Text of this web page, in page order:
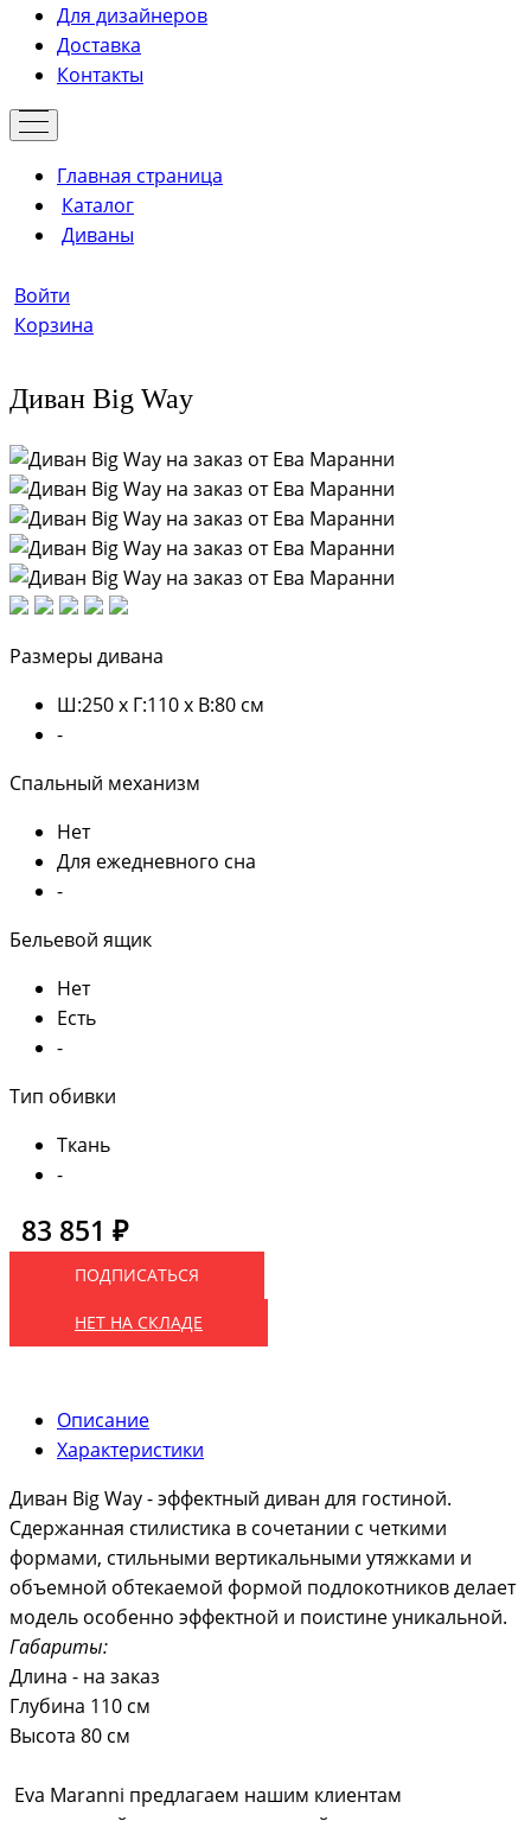
Для дизайнеров
Доставка
Контакты
Главная страница
Каталог
Диваны
Войти
Корзина
Диван Big Way
Размеры дивана
Ш:250 х Г:110 х В:80 см
-
Спальный механизм
Нет
Для ежедневного сна
-
Бельевой ящик
Нет
Есть
-
Тип обивки
Ткань
-
83 851 ₽
ПОДПИСАТЬСЯ
НЕТ НА СКЛАДЕ
Описание
Характеристики
Диван Big Way - эффектный диван для гостиной.
Сдержанная стилистика в сочетании с четкими
формами, стильными вертикальными утяжками и
объемной обтекаемой формой подлокотников делает
модель особенно эффектной и поистине уникальной.
Габариты:
Длина - на заказ
Глубина 110 см
Высота 80 см
Eva Maranni предлагаем нашим клиентам